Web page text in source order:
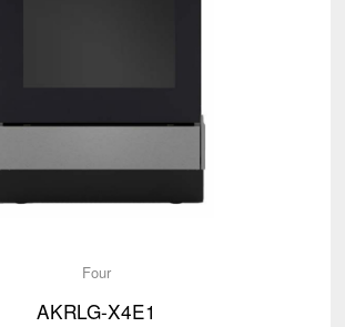
Four
AKRLG-X4E1